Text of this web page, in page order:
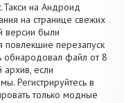
на Андроид
на странице свежих
версии были
повлекшие перезапуск
обнародовал файл от 8
архив, если
Регистрируйтесь в
только модные